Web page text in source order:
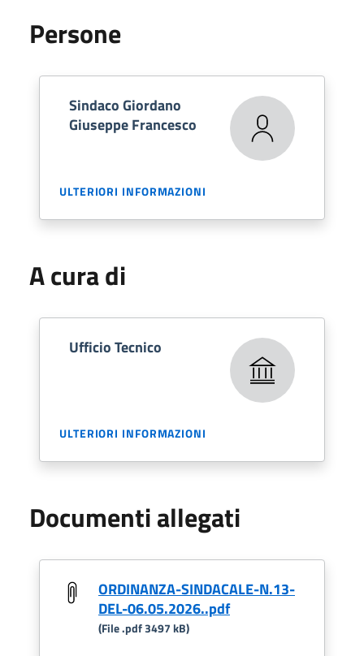
Persone
Sindaco Giordano
Giuseppe Francesco
ULTERIORI INFORMAZIONI
A cura di
Ufficio Tecnico
ULTERIORI INFORMAZIONI
Documenti allegati
ORDINANZA-SINDACALE-N.13-
DEL-06.05.2026..pdf
(File .pdf 3497 kB)